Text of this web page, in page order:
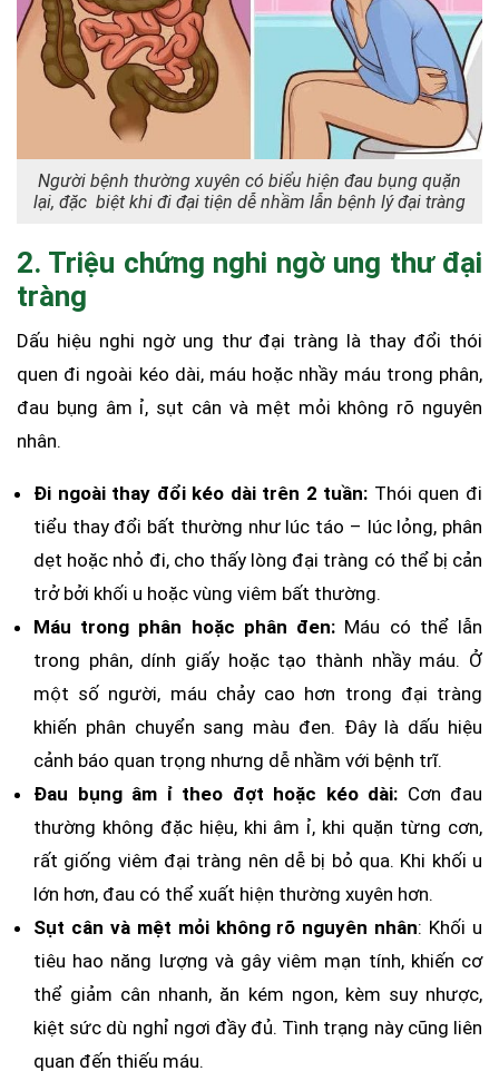
Người bệnh thường xuyên có biểu hiện đau bụng quặn
lại, đặc biệt khi đi đại tiện dễ nhầm lẫn bệnh lý đại tràng
2. Triệu chứng nghi ngờ ung thư đại
tràng
Dấu hiệu nghi ngờ ung thư đại tràng là thay đổi thói
quen đi ngoài kéo dài, máu hoặc nhầy máu trong phân,
đau bụng âm ỉ, sụt cân và mệt mỏi không rõ nguyên
nhân.
Đi ngoài thay đổi kéo dài trên 2 tuần: Thói quen đi
tiểu thay đổi bất thường như lúc táo – lúc lỏng, phân
dẹt hoặc nhỏ đi, cho thấy lòng đại tràng có thể bị cản
trở bởi khối u hoặc vùng viêm bất thường.
Máu trong phân hoặc phân đen: Máu có thể lẫn
trong phân, dính giấy hoặc tạo thành nhầy máu. Ở
một số người, máu chảy cao hơn trong đại tràng
khiến phân chuyển sang màu đen. Đây là dấu hiệu
cảnh báo quan trọng nhưng dễ nhầm với bệnh trĩ.
Đau bụng âm ỉ theo đợt hoặc kéo dài: Cơn đau
thường không đặc hiệu, khi âm ỉ, khi quặn từng cơn,
rất giống viêm đại tràng nên dễ bị bỏ qua. Khi khối u
lớn hơn, đau có thể xuất hiện thường xuyên hơn.
Sụt cân và mệt mỏi không rõ nguyên nhân: Khối u
tiêu hao năng lượng và gây viêm mạn tính, khiến cơ
thể giảm cân nhanh, ăn kém ngon, kèm suy nhược,
kiệt sức dù nghỉ ngơi đầy đủ. Tình trạng này cũng liên
quan đến thiếu máu.